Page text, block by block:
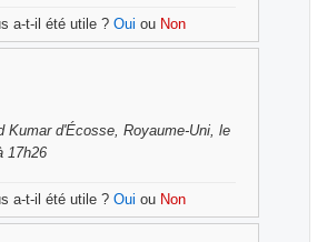
a-t-il été utile ? Oui ou Non
Kumard'Écosse, Royaume-Uni, le
17h26
a-t-il été utile ? Oui ou Non